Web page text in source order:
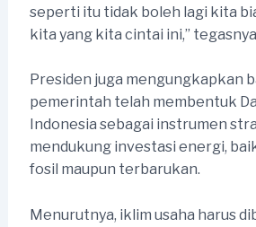
seperti itu tidak boleh lagi kita
kita yang kita cintai ini,”
Presiden juga mengungkapkan
pemerintah telah membentuk
Indonesia sebagai instrumen
mendukung investasi energi,
fosil maupun terbarukan.
Menurutnya, iklim usaha harus